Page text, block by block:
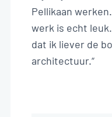
Pellikaan
werk is echt
dat ik liever de
architectuur.“